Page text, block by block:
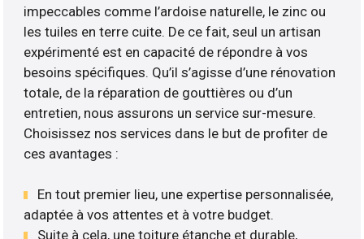
impeccables comme l’ardoise naturelle, le zinc ou
les tuiles en terre cuite. De ce fait, seul un artisan
expérimenté est en capacité de répondre à vos
besoins spécifiques. Qu’il s’agisse d’une rénovation
totale, de la réparation de gouttières ou d’un
entretien, nous assurons un service sur-mesure.
Choisissez nos services dans le but de profiter de
ces avantages :
En tout premier lieu, une expertise personnalisée,
adaptée à vos attentes et à votre budget.
Suite à cela, une toiture étanche et durable,